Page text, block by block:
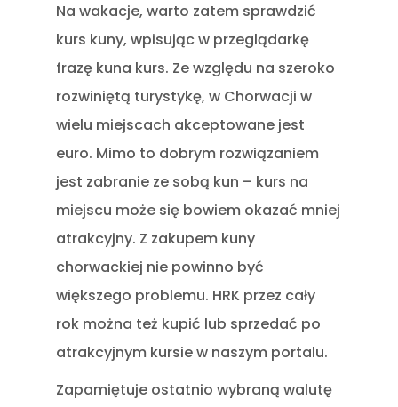
Na wakacje, warto zatem sprawdzić
kurs kuny, wpisując w przeglądarkę
frazę kuna kurs. Ze względu na szeroko
rozwiniętą turystykę, w Chorwacji w
wielu miejscach akceptowane jest
euro. Mimo to dobrym rozwiązaniem
jest zabranie ze sobą kun – kurs na
miejscu może się bowiem okazać mniej
atrakcyjny. Z zakupem kuny
chorwackiej nie powinno być
większego problemu. HRK przez cały
rok można też kupić lub sprzedać po
atrakcyjnym kursie w naszym portalu.
Zapamiętuje ostatnio wybraną walutę